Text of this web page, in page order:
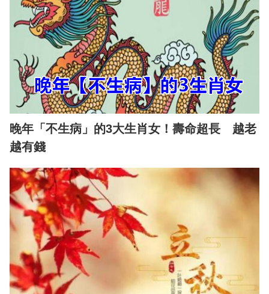
晚年「不生病」的3大生肖女！壽命超長 越老
越有錢